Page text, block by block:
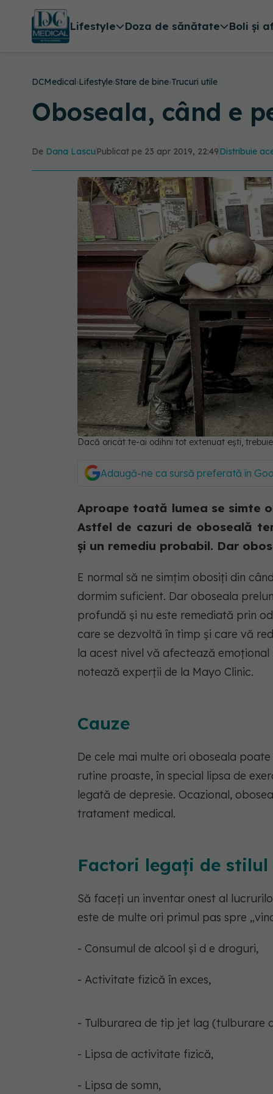
Lifestyle Doza de sănătate Boli și
DCMedical›Lifestyle›Stare de bine›Trucuri utile
Oboseala, când e
De Dana Lascu Publicat pe 23 apr 2019, 22:49Distribuie
Dacă oricât te-ai odihni tot extenuat ești,
Adaugă-ne ca sursă preferată în
Aproape toată lumea se simte
Astfel de cazuri de oboseală
și un remediu probabil. Dar
E normal să ne simțim obosiți din
dormim suficient. Dar oboseala
profundă și nu este remediată prin
care se dezvoltă în timp și care vă
la acest nivel vă afectează
notează experții de la Mayo Clinic.
Cauze
De cele mai multe ori oboseala
rutine proaste, în special lipsa de
legată de depresie. Ocazional,
tratament medical.
Factori legați de stilul
Să faceți un inventar onest al
este de multe ori primul pas spre
- Consumul de alcool și d e droguri,
- Activitate fizică în exces,
- Tulburarea de tip jet lag (tulburare
- Lipsa de activitate fizică,
- Lipsa de somn,